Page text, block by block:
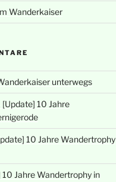
Wanderkaiser
unterwegs
10 Jahre
10 Jahre Wandertrophy
Jahre Wandertrophy in